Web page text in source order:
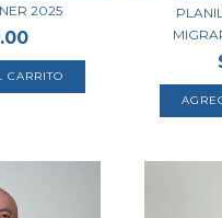
2025